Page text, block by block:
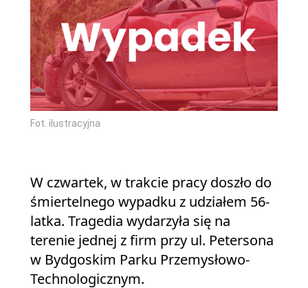
Fot. ilustracyjna
W czwartek, w trakcie pracy doszło do
śmiertelnego wypadku z udziałem 56-
latka. Tragedia wydarzyła się na
terenie jednej z firm przy ul. Petersona
w Bydgoskim Parku Przemysłowo-
Technologicznym.